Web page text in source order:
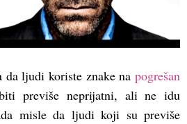
da ljudi koriste znake na pogrešan
previše neprijatni, ali ne idu
misle da ljudi koji su previše